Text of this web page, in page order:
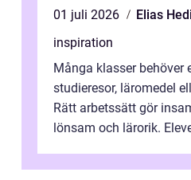
01 juli 2026
Elias
inspiration
Många klasser behöver
studieresor, läromedel
Rätt arbetssätt gör
lönsam och lärorik.